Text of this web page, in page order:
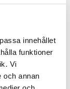
innehållet
funktioner
Vi
och annan
79 cm,